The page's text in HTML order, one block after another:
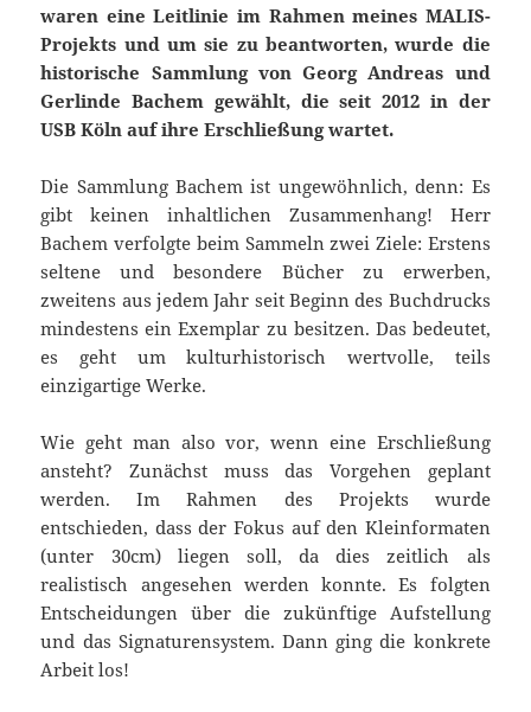
waren eine Leitlinie im Rahmen meines MALIS-
Projekts und um sie zu beantworten, wurde die
historische Sammlung von Georg Andreas und
Gerlinde Bachem gewählt, die seit 2012 in der
USB Köln auf ihre Erschließung wartet.
Die Sammlung Bachem ist ungewöhnlich, denn: Es
gibt keinen inhaltlichen Zusammenhang! Herr
Bachem verfolgte beim Sammeln zwei Ziele: Erstens
seltene und besondere Bücher zu erwerben,
zweitens aus jedem Jahr seit Beginn des Buchdrucks
mindestens ein Exemplar zu besitzen. Das bedeutet,
es geht um kulturhistorisch wertvolle, teils
einzigartige Werke.
Wie geht man also vor, wenn eine Erschließung
ansteht? Zunächst muss das Vorgehen geplant
werden. Im Rahmen des Projekts wurde
entschieden, dass der Fokus auf den Kleinformaten
(unter 30cm) liegen soll, da dies zeitlich als
realistisch angesehen werden konnte. Es folgten
Entscheidungen über die zukünftige Aufstellung
und das Signaturensystem. Dann ging die konkrete
Arbeit los!